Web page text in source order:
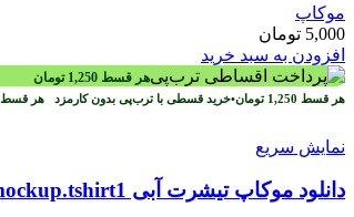
موکاپ
5,000 تومان
افزودن به سبد خرید
هر قسط 1,250 تومان
هر قسط 1,250 تومان•خرید قسطی با ترب‌پی بدون کارمزد هر قسط
نمایش سریع
دانلود موکاپ تیشرت آبی mockup.tshirt1